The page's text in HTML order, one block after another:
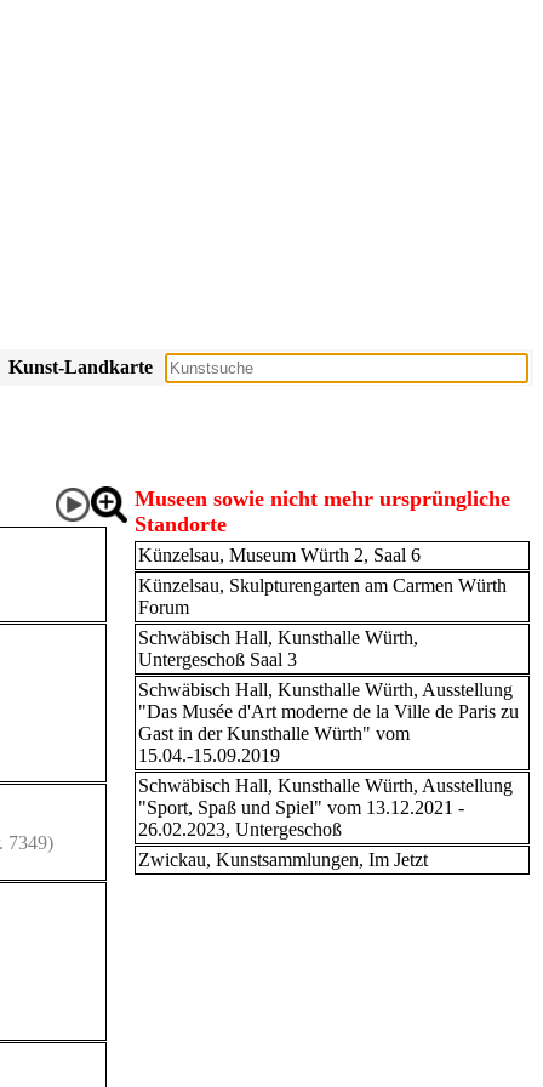
Kunst-Landkarte
7349)
Museen sowie nicht mehr ursprüngliche
Standorte
Künzelsau, Museum Würth 2, Saal 6
Künzelsau, Skulpturengarten am Carmen Würth
Forum
Schwäbisch Hall, Kunsthalle Würth,
Untergeschoß Saal 3
Schwäbisch Hall, Kunsthalle Würth, Ausstellung
"Das Musée d'Art moderne de la Ville de Paris zu
Gast in der Kunsthalle Würth" vom
15.04.-15.09.2019
Schwäbisch Hall, Kunsthalle Würth, Ausstellung
"Sport, Spaß und Spiel" vom 13.12.2021 -
26.02.2023, Untergeschoß
Zwickau, Kunstsammlungen, Im Jetzt